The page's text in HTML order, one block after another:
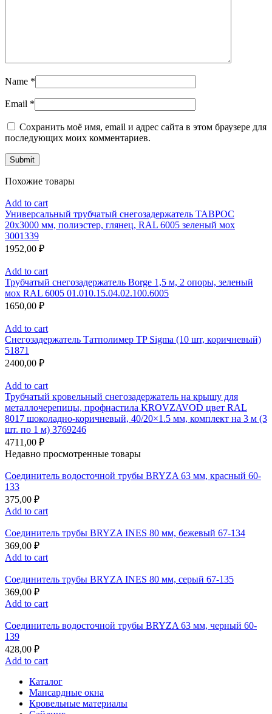
Name *
Email *
Сохранить моё имя, email и адрес сайта в этом браузере для
последующих моих комментариев.
Похожие товары
Add to cart
Универсальный трубчатый снегозадержатель ТАВРОС
20х3000 мм, полиэстер, глянец, RAL 6005 зеленый мох
3001339
1952,00 ₽
Add to cart
Трубчатый снегозадержатель Borge 1,5 м, 2 опоры, зеленый
мох RAL 6005 01.010.15.04.02.100.6005
1650,00 ₽
Add to cart
Снегозадержатель Татполимер TP Sigma (10 шт, коричневый)
51871
2400,00 ₽
Add to cart
Трубчатый кровельный снегозадержатель на крышу для
металлочерепицы, профнастила KROVZAVOD цвет RAL
8017 шоколадно-коричневый, 40/20×1.5 мм, комплект на 3 м (3
шт. по 1 м) 3769246
4711,00 ₽
Недавно просмотренные товары
Соединитель водосточной трубы BRYZA 63 мм, краcный 60-
133
375,00 ₽
Add to cart
Соединитель трубы BRYZA INES 80 мм, бежевый 67-134
369,00 ₽
Add to cart
Соединитель трубы BRYZA INES 80 мм, серый 67-135
369,00 ₽
Add to cart
Соединитель водосточной трубы BRYZA 63 мм, черный 60-
139
428,00 ₽
Add to cart
Каталог
Мансардные окна
Кровельные материалы